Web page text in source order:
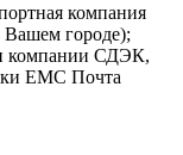
компания
городе);
компании СДЭК,
ЕМС Почта